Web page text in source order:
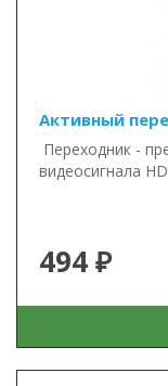
Активный
Переходник -
видеосигнала
494 ₽